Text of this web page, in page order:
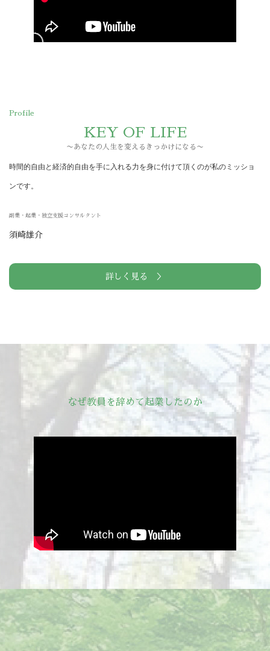
Profile
KEY OF LIFE
〜あなたの人生を変えるきっかけになる〜
時間的自由と経済的自由を手に入れる力を身に付けて頂くのが私のミッショ
ンです。
副業・起業・独立支援コンサルタント
須崎雄介
詳しく見る ＞
なぜ教員を辞めて起業したのか